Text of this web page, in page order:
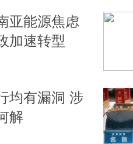
亚能源焦虑
加速转型
均有漏洞 涉
解